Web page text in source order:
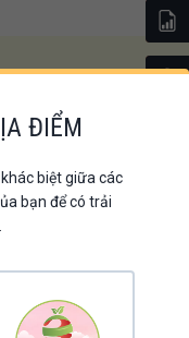
hàng
ĐIỂM
biệt giữa các
bạn để có trải